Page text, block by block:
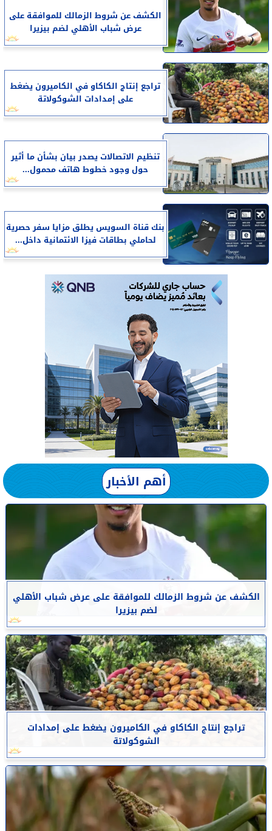
الكشف عن شروط الزمالك للموافقة على
عرض شباب الأهلي لضم بيزيرا
تراجع إنتاج الكاكاو في الكاميرون يضغط
على إمدادات الشوكولاتة
تنظيم الاتصالات يصدر بيان بشأن ما أثير
حول وجود خطوط هاتف محمول...
بنك قناة السويس يطلق مزايا سفر حصرية
لحاملي بطاقات فيزا الائتمانية داخل...
أهم الأخبار
الكشف عن شروط الزمالك للموافقة على عرض شباب الأهلي
لضم بيزيرا
تراجع إنتاج الكاكاو في الكاميرون يضغط على إمدادات
الشوكولاتة